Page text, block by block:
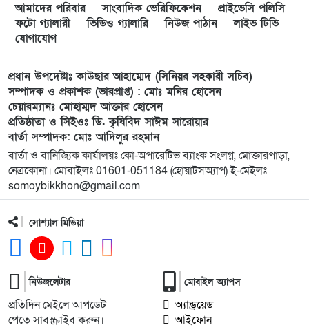
লংগাইরে মোহাইমিনুল ইসলাম জনির সমর্থনে বিশাল
উঠান বৈঠক। যোগ্যতা ও নতুন নেতৃত্বের প্রতীক জনিই
সেরা
৯
মুন্সী ছাবির উদ্দিন আহ্ম্মদ ওয়াক্ ফ এস্টেট লামকাইন
জামে মসজিদের নতুন ব্যবস্থাপনা কমিটি গঠন:
১০
পূর্বধলায় যে বিদ্যালয়ে পড়েছেন, সেই বিদ্যালয়েই এমপি
হিসেবে সংবর্ধিত মানসুরা আলম
১১
বি এনপি নেতা কে মারধর দলিল লেখক রহিছ কে প্রধান
আসামি করে থানায় অভিযোগ। ‎
১২
পানছড়িতে শিক্ষা ও ধর্মীয় প্রতিষ্ঠানে বিজিবির অনুদান
১৩
সবুজায়নে সেনাবাহিনীর ব্যতিক্রমী উদ্যোগ,
খাগড়াছড়িতে ৩৫ হাজার চারা বিতরণ
১৪
আমাদের পরিবার সাংবাদিক ভেরিফিকেশন
প্রাইভেসি পলিসি
ফটো গ্যালারী
ভিডিও গ্যালারি নিউজ পাঠান
লাইভ টিভি
যোগাযোগ
প্রধান উপদেষ্টাঃ কাউছার আহাম্মেদ (সিনিয়র সহকারী সচিব)
সম্পাদক ও প্রকাশক (ভারপ্রাপ্ত) : মোঃ মনির হোসেন
চেয়ারম্যানঃ মোহাম্মদ আক্তার হোসেন
প্রতিষ্ঠাতা ও সিইওঃ ডি. কৃষিবিদ সাঈম সারোয়ার
বার্তা সম্পাদক: মোঃ আদিলুর রহমান
বার্তা ও বানিজ্যিক কার্যালয়ঃ কো-অপারেটিভ ব্যাংক সংলগ্ন, মোক্তারপাড়া,
নেত্রকোনা। মোবাইলঃ 01601-051184 (হোয়াটসঅ্যাপ) ই-মেইলঃ
somoybikkhon@gmail.com
সোশ্যাল মিডিয়া
নিউজলেটার
প্রতিদিন মেইলে আপডেট
পেতে সাবস্ক্রাইব করুন।
মোবাইল অ্যাপস
অ্যান্ড্রয়েড
আইফোন